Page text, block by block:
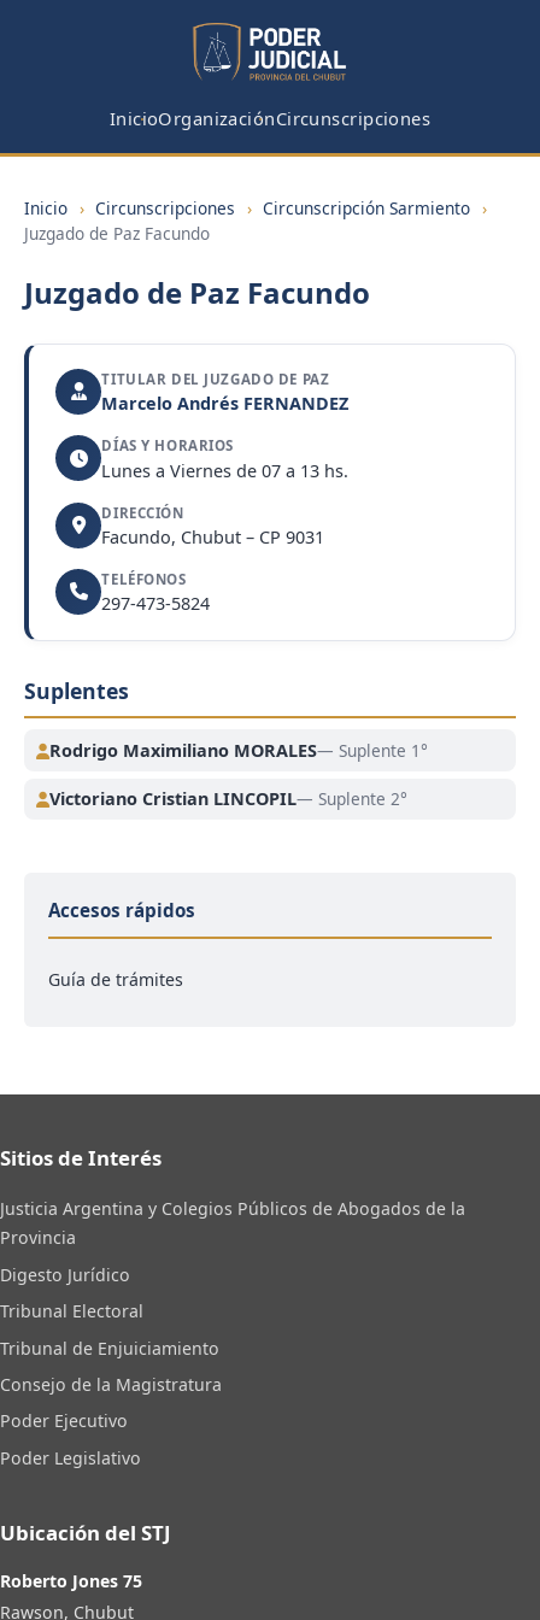
InicioOrganizaciónCircunscripciones
Inicio › Circunscripciones › Circunscripción Sarmiento ›
Juzgado de Paz Facundo
Juzgado de Paz Facundo
TITULAR DEL JUZGADO DE PAZ
Marcelo Andrés FERNANDEZ
DÍAS Y HORARIOS
Lunes a Viernes de 07 a 13 hs.
DIRECCIÓN
Facundo, Chubut – CP 9031
TELÉFONOS
297-473-5824
Suplentes
Rodrigo Maximiliano MORALES— Suplente 1°
Victoriano Cristian LINCOPIL— Suplente 2°
Accesos rápidos
Guía de trámites
Sitios de Interés
Justicia Argentina y Colegios Públicos de Abogados de la
Provincia
Digesto Jurídico
Tribunal Electoral
Tribunal de Enjuiciamiento
Consejo de la Magistratura
Poder Ejecutivo
Poder Legislativo
Ubicación del STJ
Roberto Jones 75
Rawson, Chubut